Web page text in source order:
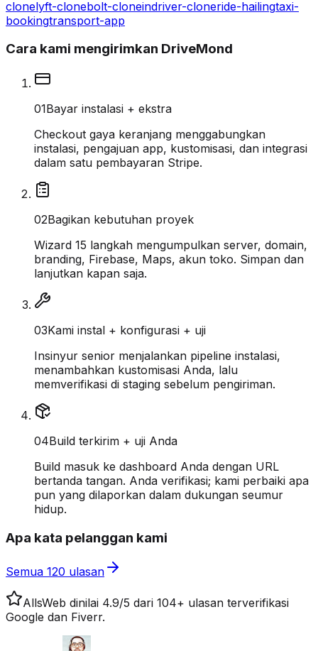
clonelyft-clonebolt-cloneindriver-cloneride-hailingtaxi-
bookingtransport-app
Cara kami mengirimkan DriveMond
01Bayar instalasi + ekstra
Checkout gaya keranjang menggabungkan
instalasi, pengajuan app, kustomisasi, dan integrasi
dalam satu pembayaran Stripe.
02Bagikan kebutuhan proyek
Wizard 15 langkah mengumpulkan server, domain,
branding, Firebase, Maps, akun toko. Simpan dan
lanjutkan kapan saja.
03Kami instal + konfigurasi + uji
Insinyur senior menjalankan pipeline instalasi,
menambahkan kustomisasi Anda, lalu
memverifikasi di staging sebelum pengiriman.
04Build terkirim + uji Anda
Build masuk ke dashboard Anda dengan URL
bertanda tangan. Anda verifikasi; kami perbaiki apa
pun yang dilaporkan dalam dukungan seumur
hidup.
Apa kata pelanggan kami
Semua 120 ulasan
AllsWeb dinilai 4.9/5 dari 104+ ulasan terverifikasi
Google dan Fiverr.